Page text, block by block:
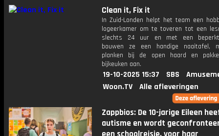
Clean it, Fix it
In Zuid-Londen helpt het team een
logeerkamer om te toveren tot een
slechts 24 uur en met een
bouwen ze een handige naaitafel,
planken bij de open haard en
bijkeuken aan.
19-10-2025 15:37 SBS
Woon.TV
Alle afleveringen
Zappbios: De 10-jarige Eileen
autisme en wordt